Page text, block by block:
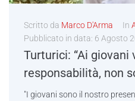
Scritto da Marco D'Arma In
Pubblicato in data: 6 Agosto
Turturici: “Ai giovani
responsabilità, non
"I giovani sono il nostro